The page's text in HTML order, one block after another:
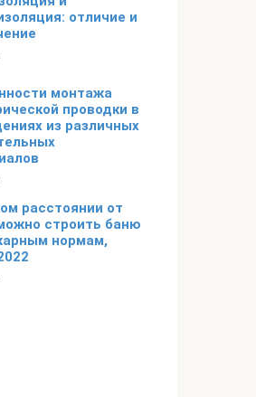
отличие и
монтажа
проводки в
из различных
расстоянии от
строить баню
нормам,